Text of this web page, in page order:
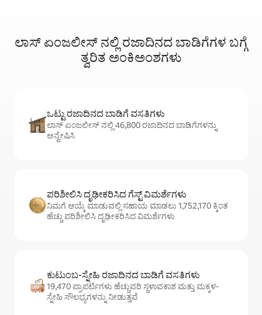
ಲಾಸ್ ಏಂಜಲೀಸ್ ನಲ್ಲಿ ರಜಾದಿನದ ಬಾಡಿಗೆಗಳ ಬಗ್ಗೆ
ತ್ವರಿತ ಅಂಕಿಅಂಶಗಳು
ಒಟ್ಟು ರಜಾದಿನದ ಬಾಡಿಗೆ ವಸತಿಗಳು
ಲಾಸ್ ಏಂಜಲೀಸ್ ನಲ್ಲಿ 46,800 ರಜಾದಿನದ ಬಾಡಿಗೆಗಳನ್ನು
ಅನ್ವೇಷಿಸಿ
ಪರಿಶೀಲಿಸಿ ದೃಢೀಕರಿಸಿದ ಗೆಸ್ಟ್ ವಿಮರ್ಶೆಗಳು
ನಿಮಗೆ ಆಯ್ಕೆ ಮಾಡುವಲ್ಲಿ ಸಹಾಯ ಮಾಡಲು 1,752,170 ಕ್ಕಿಂತ
ಹೆಚ್ಚು ಪರಿಶೀಲಿಸಿ ದೃಢೀಕರಿಸಿದ ವಿಮರ್ಶೆಗಳು
ಕುಟುಂಬ-ಸ್ನೇಹಿ ರಜಾದಿನದ ಬಾಡಿಗೆ ವಸತಿಗಳು
19,470 ಪ್ರಾಪರ್ಟಿಗಳು ಹೆಚ್ಚುವರಿ ಸ್ಥಳಾವಕಾಶ ಮತ್ತು ಮಕ್ಕಳ-
ಸ್ನೇಹಿ ಸೌಲಭ್ಯಗಳನ್ನು ನೀಡುತ್ತವೆ